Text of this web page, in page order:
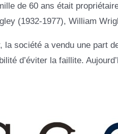
de 60 ans était
(1932-1977), William
société a vendu une part
d’éviter la faillite.